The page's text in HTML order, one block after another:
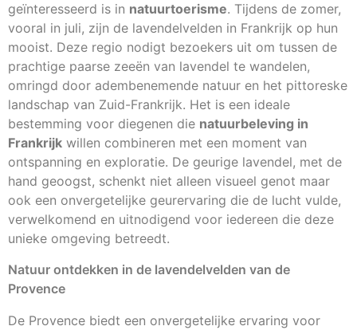
geïnteresseerd is in natuurtoerisme. Tijdens de zomer,
vooral in juli, zijn de lavendelvelden in Frankrijk op hun
mooist. Deze regio nodigt bezoekers uit om tussen de
prachtige paarse zeeën van lavendel te wandelen,
omringd door adembenemende natuur en het pittoreske
landschap van Zuid-Frankrijk. Het is een ideale
bestemming voor diegenen die natuurbeleving in
Frankrijk willen combineren met een moment van
ontspanning en exploratie. De geurige lavendel, met de
hand geoogst, schenkt niet alleen visueel genot maar
ook een onvergetelijke geurervaring die de lucht vulde,
verwelkomend en uitnodigend voor iedereen die deze
unieke omgeving betreedt.
Natuur ontdekken in de lavendelvelden van de
Provence
De Provence biedt een onvergetelijke ervaring voor